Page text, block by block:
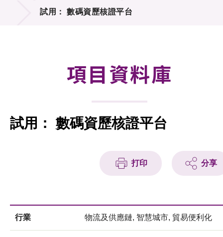
項目及資助計劃
資助計劃
項目資料庫
會籍
試用： 數碼資歷核證平台
項目資料庫
試用： 數碼資歷核證平台
打印 分享
行業 物流及供應鏈, 智慧城市, 貿易便利化